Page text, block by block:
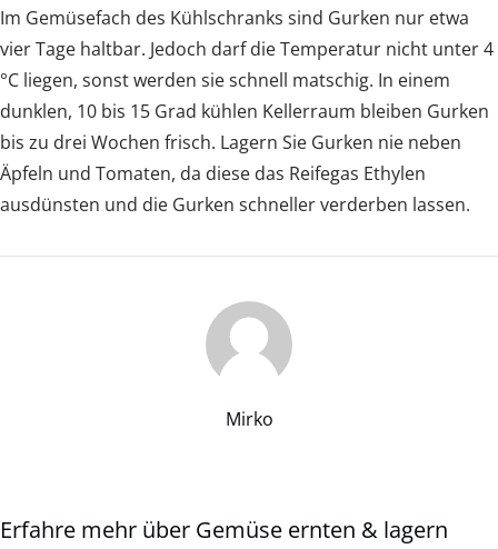
Im Gemüsefach des Kühlschranks sind Gurken nur etwa
vier Tage haltbar. Jedoch darf die Temperatur nicht unter 4
°C liegen, sonst werden sie schnell matschig. In einem
dunklen, 10 bis 15 Grad kühlen Kellerraum bleiben Gurken
bis zu drei Wochen frisch. Lagern Sie Gurken nie neben
Äpfeln und Tomaten, da diese das Reifegas Ethylen
ausdünsten und die Gurken schneller verderben lassen.
Mirko
Erfahre mehr über Gemüse ernten & lagern